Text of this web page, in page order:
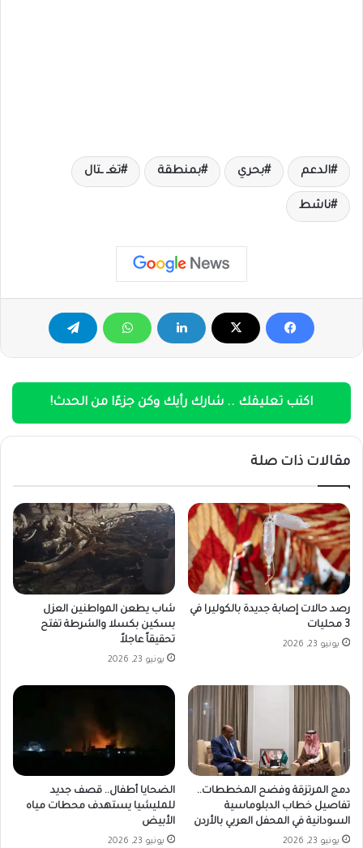
الدعم بحري بمنطقة تغـ ـتال
ناشط
اكتب تعليقك .. شارك رأيك وكن جزءًا من الحدث!
مقالات ذات صلة
رصد حالات إصابة جديدة بالكوليرا في
3 محليات
يونيو 23, 2026
شاب يطعن المواطنين العزل
بسكين بكسلا والشرطة تفتح
تحقيقاً عاجلاً
يونيو 23, 2026
دمج المرتزقة وفضح المخططات..
تفاصيل خطاب الدبلوماسية
السودانية في المحفل العربي بالأردن
يونيو 23, 2026
الضحايا أطفال.. قصف جديد
للمليشيا يستهدف محطات مياه
الأبيض
يونيو 23, 2026